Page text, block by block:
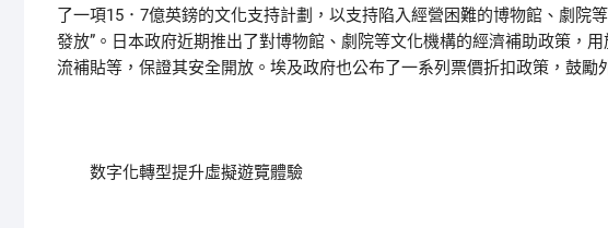
了一項15．7億英鎊的文化支持計劃，以支持陷入經營困難的博物館、劇院
發放”。日本政府近期推出了對博物館、劇院等文化機構的經濟補助政策，
流補貼等，保證其安全開放。埃及政府也公布了一系列票價折扣政策，鼓勵
数字化轉型提升虛擬遊覽體驗